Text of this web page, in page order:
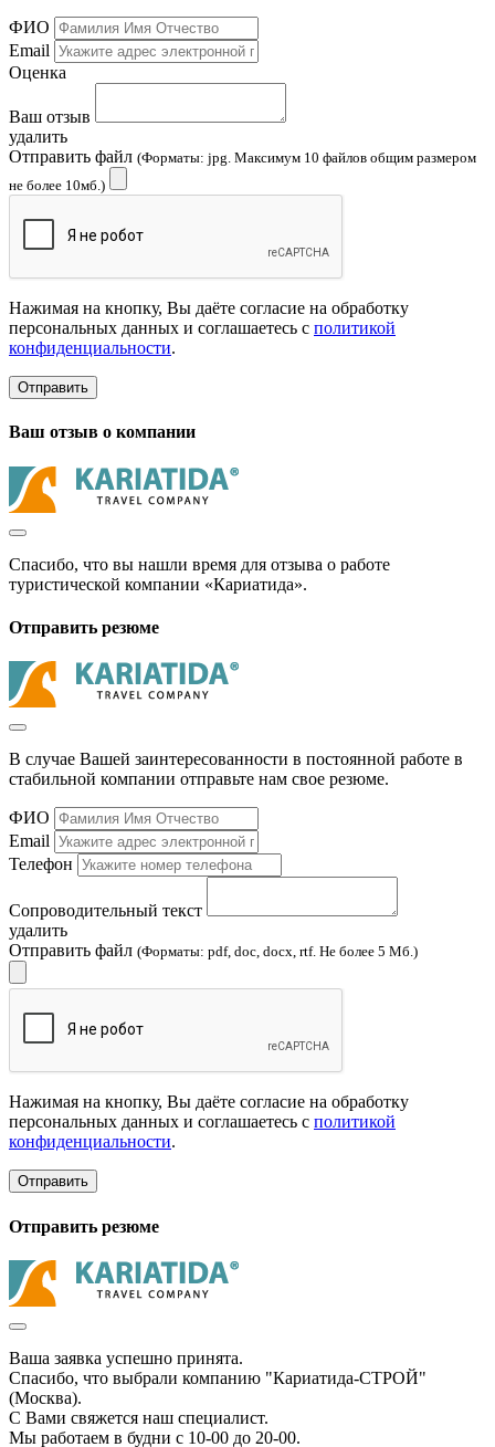
ФИО
Email
Оценка
Ваш отзыв
удалить
Отправить файл (Форматы: jpg. Максимум 10 файлов общим размером
не более 10мб.)
Нажимая на кнопку, Вы даёте согласие на обработку
персональных данных и соглашаетесь с политикой
конфиденциальности.
Отправить
Ваш отзыв о компании
Спасибо, что вы нашли время для отзыва о работе
туристической компании «Кариатида».
Отправить резюме
В случае Вашей заинтересованности в постоянной работе в
стабильной компании отправьте нам свое резюме.
ФИО
Email
Телефон
Сопроводительный текст
удалить
Отправить файл (Форматы: pdf, doc, docx, rtf. Не более 5 Мб.)
Нажимая на кнопку, Вы даёте согласие на обработку
персональных данных и соглашаетесь с политикой
конфиденциальности.
Отправить
Отправить резюме
Ваша заявка успешно принята.
Спасибо, что выбрали компанию "Кариатида-СТРОЙ"
(Москва).
С Вами свяжется наш специалист.
Мы работаем в будни с 10-00 до 20-00.